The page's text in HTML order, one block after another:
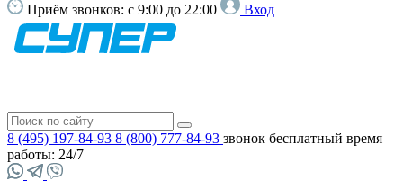
Приём звонков: с 9:00 до 22:00 Вход
8 (495) 197-84-93 8 (800) 777-84-93 звонок бесплатный время
работы: 24/7